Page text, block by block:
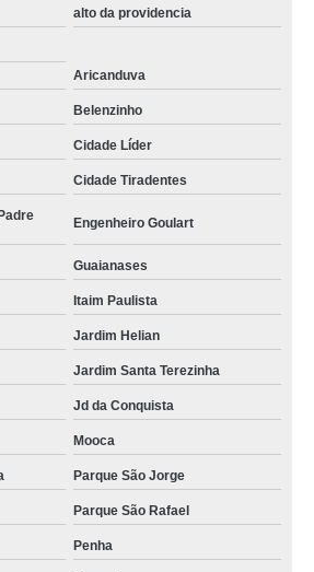
alto da providencia
Aricanduva
Belenzinho
Cidade Líder
Cidade Tiradentes
Engenheiro Goulart
Guaianases
Itaim Paulista
Jardim Helian
Jardim Santa Terezinha
Jd da Conquista
Mooca
Parque São Jorge
Parque São Rafael
Penha